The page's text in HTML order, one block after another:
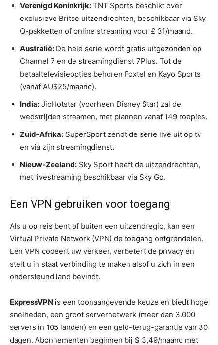
Verenigd Koninkrijk: TNT Sports beschikt over
exclusieve Britse uitzendrechten, beschikbaar via Sky
Q-pakketten of online streaming voor £ 31/maand.
Australië: De hele serie wordt gratis uitgezonden op
Channel 7 en de streamingdienst 7Plus. Tot de
betaaltelevisieopties behoren Foxtel en Kayo Sports
(vanaf AU$25/maand).
India: JioHotstar (voorheen Disney Star) zal de
wedstrijden streamen, met plannen vanaf 149 roepies.
Zuid-Afrika: SuperSport zendt de serie live uit op tv
en via zijn streamingdienst.
Nieuw-Zeeland: Sky Sport heeft de uitzendrechten,
met livestreaming beschikbaar via Sky Go.
Een VPN gebruiken voor toegang
Als u op reis bent of buiten een uitzendregio, kan een
Virtual Private Network (VPN) de toegang ontgrendelen.
Een VPN codeert uw verkeer, verbetert de privacy en
stelt u in staat verbinding te maken alsof u zich in een
ondersteund land bevindt.
ExpressVPN is een toonaangevende keuze en biedt hoge
snelheden, een groot servernetwerk (meer dan 3.000
servers in 105 landen) en een geld-terug-garantie van 30
dagen. Abonnementen beginnen bij $ 3,49/maand met